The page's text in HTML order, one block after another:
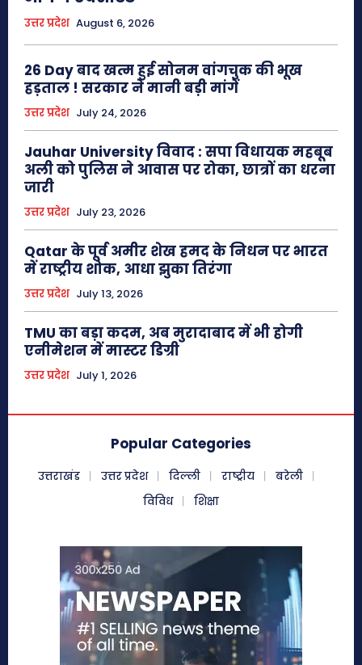
उत्तर प्रदेश August 6, 2026
26 Day बाद खत्म हुई सोनम वांगचुक की भूख
हड़ताल ! सरकार ने मानी बड़ी मांगें
उत्तर प्रदेश July 24, 2026
Jauhar University विवाद : सपा विधायक महबूब
अली को पुलिस ने आवास पर रोका, छात्रों का धरना
जारी
उत्तर प्रदेश July 23, 2026
Qatar के पूर्व अमीर शेख हमद के निधन पर भारत
में राष्ट्रीय शोक, आधा झुका तिरंगा
उत्तर प्रदेश July 13, 2026
TMU का बड़ा कदम, अब मुरादाबाद में भी होगी
एनीमेशन में मास्टर डिग्री
उत्तर प्रदेश July 1, 2026
Popular Categories
उत्तराखंड उत्तर प्रदेश दिल्ली राष्ट्रीय
बरेली
विविध
शिक्षा